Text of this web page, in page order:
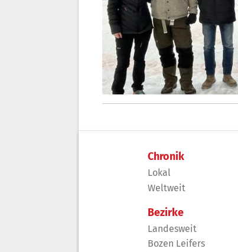
Chronik
Lokal
Weltweit
Bezirke
Landesweit
Bozen Leifers